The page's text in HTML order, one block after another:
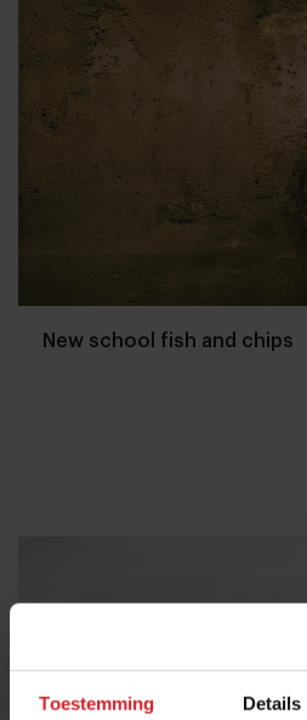
Toestemming Details
New school fish and chips